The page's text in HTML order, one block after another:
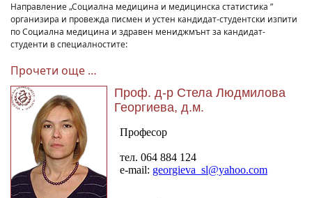
Направление „Социална медицина и медицинска статистика ”
организира и провежда писмен и устен кандидат-студентски изпити
по Социална медицина и здравен мениджмънт за кандидат-
студенти в специалностите:
Прочети още …
Проф. д-р Стела Людмилова
Георгиева, д.м.